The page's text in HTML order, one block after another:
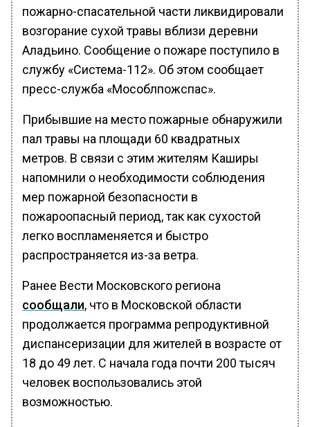
пожарно-спасательной части ликвидировали
возгорание сухой травы вблизи деревни
Аладьино. Сообщение о пожаре поступило в
службу «Система-112». Об этом сообщает
пресс-служба «Мособлпожспас».
Прибывшие на место пожарные обнаружили
пал травы на площади 60 квадратных
метров. В связи с этим жителям Каширы
напомнили о необходимости соблюдения
мер пожарной безопасности в
пожароопасный период, так как сухостой
легко воспламеняется и быстро
распространяется из-за ветра.
Ранее Вести Московского региона
сообщали, что в Московской области
продолжается программа репродуктивной
диспансеризации для жителей в возрасте от
18 до 49 лет. С начала года почти 200 тысяч
человек воспользовались этой
возможностью.